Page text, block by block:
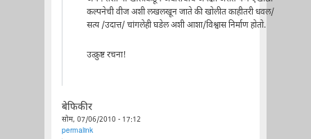
कल्पनेची वीज अशी लखलखून जाते की खोलीत काहीतरी धवल/
सत्य /उदात्त/ चांगलेही घडेल अशी आशा/विश्वास निर्माण होतो.
उत्क्रुष्ट रचना!
बेफिकीर
सोम, 07/06/2010 - 17:12
permalink